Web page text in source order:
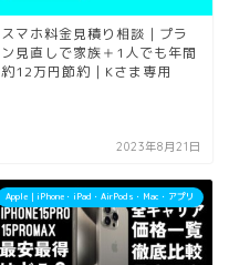
スマホ料金見積り相談｜プラ
ン見直しで家族＋1人でも年間
約12万円節約｜Kさま専用
2023年8月21日
Apple｜iPhone・iPad・AirPods・Mac・アプリ